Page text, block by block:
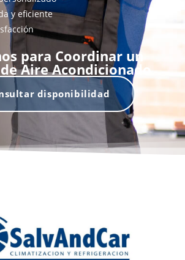
y eficiente
para Coordinar un
Aire Acondicionado
disponibilidad